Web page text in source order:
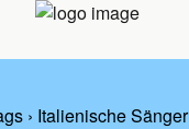
› Italienische Sänger